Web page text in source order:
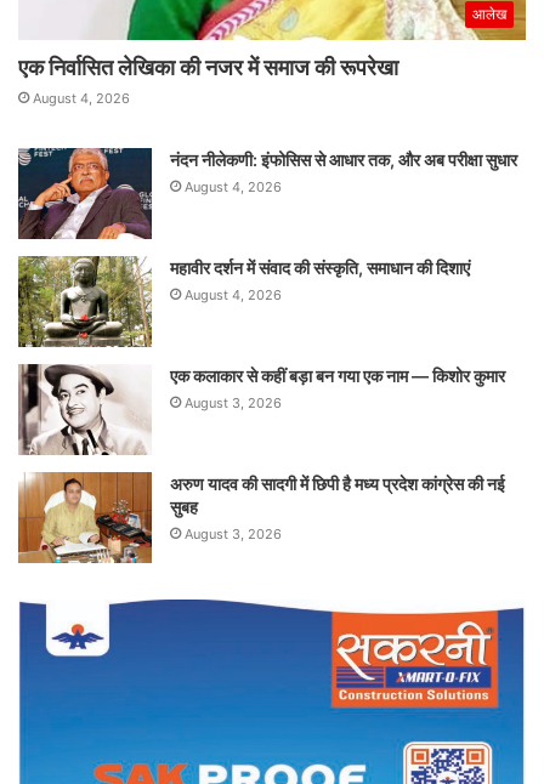
आलेख
एक निर्वासित लेखिका की नजर में समाज की रूपरेखा
August 4, 2026
नंदन नीलेकणी: इंफोसिस से आधार तक, और अब परीक्षा सुधार
August 4, 2026
महावीर दर्शन में संवाद की संस्कृति, समाधान की दिशाएं
August 4, 2026
एक कलाकार से कहीं बड़ा बन गया एक नाम — किशोर कुमार
August 3, 2026
अरुण यादव की सादगी में छिपी है मध्य प्रदेश कांग्रेस की नई
सुबह
August 3, 2026